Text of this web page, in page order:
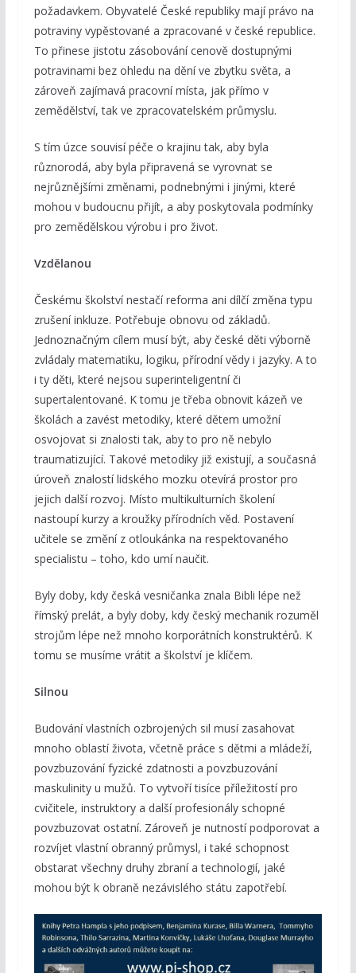
požadavkem. Obyvatelé České republiky mají právo na
potraviny vypěstované a zpracované v české republice.
To přinese jistotu zásobování cenově dostupnými
potravinami bez ohledu na dění ve zbytku světa, a
zároveň zajímavá pracovní místa, jak přímo v
zemědělství, tak ve zpracovatelském průmyslu.
S tím úzce souvisí péče o krajinu tak, aby byla
různorodá, aby byla připravená se vyrovnat se
nejrůznějšími změnami, podnebnými i jinými, které
mohou v budoucnu přijít, a aby poskytovala podmínky
pro zemědělskou výrobu i pro život.
Vzdělanou
Českému školství nestačí reforma ani dílčí změna typu
zrušení inkluze. Potřebuje obnovu od základů.
Jednoznačným cílem musí být, aby české děti výborně
zvládaly matematiku, logiku, přírodní vědy i jazyky. A to
i ty děti, které nejsou superinteligentní či
supertalentované. K tomu je třeba obnovit kázeň ve
školách a zavést metodiky, které dětem umožní
osvojovat si znalosti tak, aby to pro ně nebylo
traumatizující. Takové metodiky již existují, a současná
úroveň znalostí lidského mozku otevírá prostor pro
jejich další rozvoj. Místo multikulturních školení
nastoupí kurzy a kroužky přírodních věd. Postavení
učitele se změní z otloukánka na respektovaného
specialistu – toho, kdo umí naučit.
Byly doby, kdy česká vesničanka znala Bibli lépe než
římský prelát, a byly doby, kdy český mechanik rozuměl
strojům lépe než mnoho korporátních konstruktérů. K
tomu se musíme vrátit a školství je klíčem.
Silnou
Budování vlastních ozbrojených sil musí zasahovat
mnoho oblastí života, včetně práce s dětmi a mládeží,
povzbuzování fyzické zdatnosti a povzbuzování
maskulinity u mužů. To vytvoří tisíce příležitostí pro
cvičitele, instruktory a další profesionály schopné
povzbuzovat ostatní. Zároveň je nutností podporovat a
rozvíjet vlastní obranný průmysl, i také schopnost
obstarat všechny druhy zbraní a technologií, jaké
mohou být k obraně nezávislého státu zapotřebí.